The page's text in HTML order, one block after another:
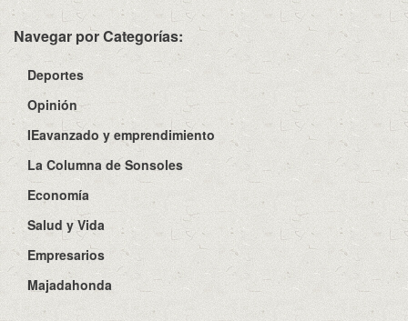
Navegar por Categorías:
Deportes
Opinión
IEavanzado y emprendimiento
La Columna de Sonsoles
Economía
Salud y Vida
Empresarios
Majadahonda